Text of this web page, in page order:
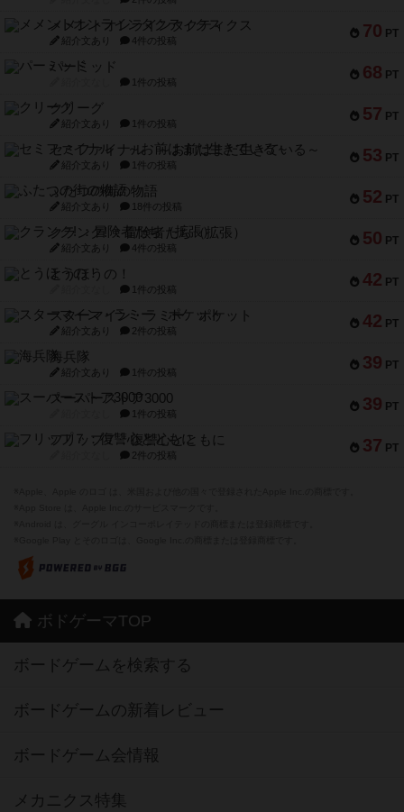
70 PT
メメントオンラインタクティクス
紹介文あり 4件の投稿
68 PT
パーミッド
1件の投稿
57 PT
クリーグ
紹介文あり 1件の投稿
53 PT
セミファイナル ～お前はまだ生きている～
紹介文あり 1件の投稿
52 PT
ふたつの街の物語
紹介文あり 18件の投稿
50 PT
クランク! ：冒険者たち（拡張）
紹介文あり 4件の投稿
42 PT
とうほうの！
1件の投稿
42 PT
スターマイン・ラミー ポケット
紹介文あり 2件の投稿
39 PT
海兵隊
紹介文あり 1件の投稿
39 PT
スーパーストア3000
1件の投稿
37 PT
フリップ７：復讐心とともに
2件の投稿
ボドゲーマTOP
ボードゲームを検索する
ボードゲームの新着レビュー
ボードゲーム会情報
メカニクス特集